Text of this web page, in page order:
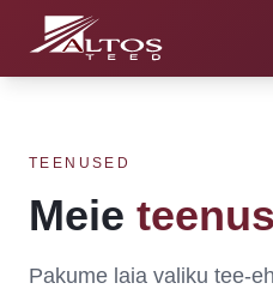
TEENUSED
Meie
Pakume laia valiku tee-